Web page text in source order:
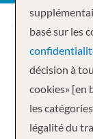
basé sur les
décision à
cookies» [en
les
légalité du